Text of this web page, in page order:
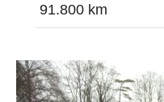
91.800 km